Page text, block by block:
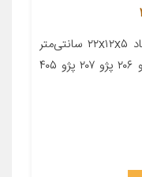
معرفی محصول جزئیات محصول ابعاد ۲۲x۱۲x۵ سانتی‌متر
جنس ویسکوز مناسب برای خودرو پژو ۲۰۶ پژو ۲۰۷ پژو ۴۰۵